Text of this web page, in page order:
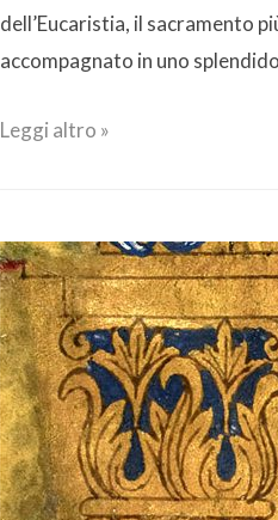
dell’Eucaristia, il sacramento
accompagnato in uno
Leggi altro »